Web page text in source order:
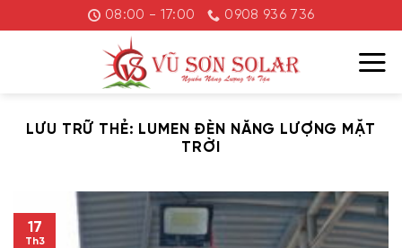
đến
08:00 - 17:00 0908 936 736
LƯU TRỮ THẺ: LUMEN ĐÈN NĂNG LƯỢNG MẶT
TRỜI
17
Th3